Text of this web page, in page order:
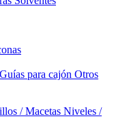
Guías para cajón Otros
/ Macetas Niveles /